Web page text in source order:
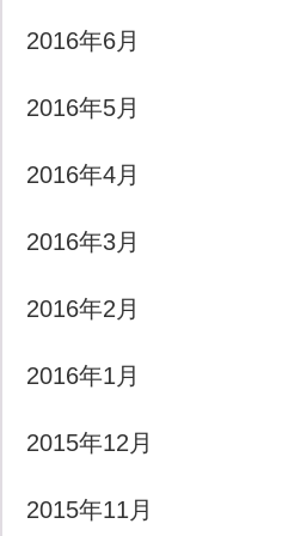
2016年6月
2016年5月
2016年4月
2016年3月
2016年2月
2016年1月
2015年12月
2015年11月